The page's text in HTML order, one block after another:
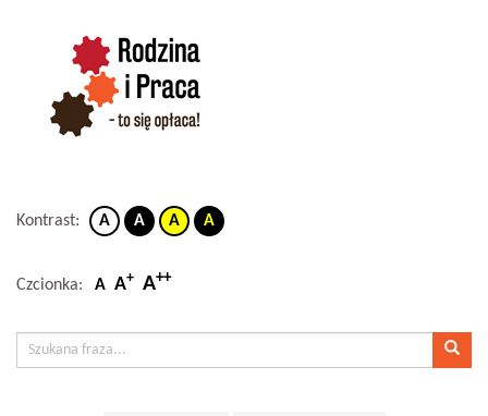
Kontrast: A A A A
Czcionka: A A+ A++